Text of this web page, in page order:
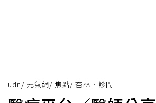
udn/ 元氣網/ 焦點/ 杏林．診間